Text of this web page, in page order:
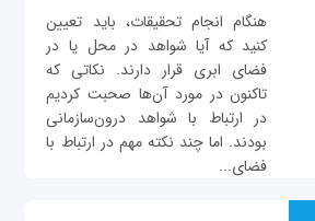
هنگام انجام تحقیقات، باید تعیین
کنید که آیا شواهد در محل یا در
فضای ابری قرار دارند. نکاتی که
تاکنون در مورد آن‌ها صحبت کردیم
در ارتباط با شواهد درون‌سازمانی
بودند. اما چند نکته مهم در ارتباط با
فضای...